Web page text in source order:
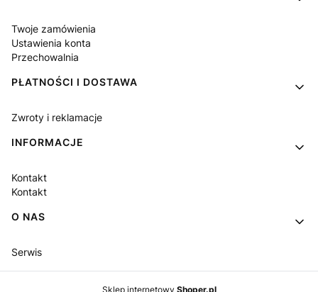
Twoje zamówienia
Ustawienia konta
Przechowalnia
PŁATNOŚCI I DOSTAWA
Zwroty i reklamacje
INFORMACJE
Kontakt
Kontakt
O NAS
Serwis
Sklep internetowy Shoper.pl